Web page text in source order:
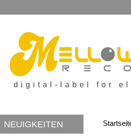
digital-label for
NEUIGKEITEN